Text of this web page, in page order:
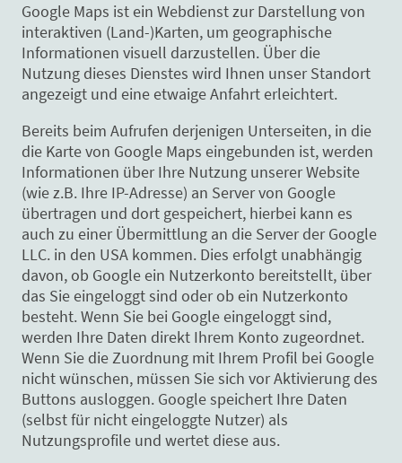
Google Maps ist ein Webdienst zur Darstellung von
interaktiven (Land-)Karten, um geographische
Informationen visuell darzustellen. Über die
Nutzung dieses Dienstes wird Ihnen unser Standort
angezeigt und eine etwaige Anfahrt erleichtert.
Bereits beim Aufrufen derjenigen Unterseiten, in die
die Karte von Google Maps eingebunden ist, werden
Informationen über Ihre Nutzung unserer Website
(wie z.B. Ihre IP-Adresse) an Server von Google
übertragen und dort gespeichert, hierbei kann es
auch zu einer Übermittlung an die Server der Google
LLC. in den USA kommen. Dies erfolgt unabhängig
davon, ob Google ein Nutzerkonto bereitstellt, über
das Sie eingeloggt sind oder ob ein Nutzerkonto
besteht. Wenn Sie bei Google eingeloggt sind,
werden Ihre Daten direkt Ihrem Konto zugeordnet.
Wenn Sie die Zuordnung mit Ihrem Profil bei Google
nicht wünschen, müssen Sie sich vor Aktivierung des
Buttons ausloggen. Google speichert Ihre Daten
(selbst für nicht eingeloggte Nutzer) als
Nutzungsprofile und wertet diese aus.